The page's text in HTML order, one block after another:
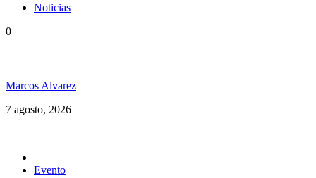
Noticias
0
Marcos Alvarez
7 agosto, 2026
Evento